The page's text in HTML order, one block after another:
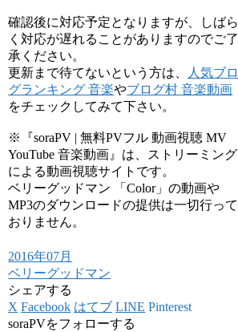
確認後に対応予定となりますが、しばら
く対応が遅れることがありますのでご了
承ください。
更新まで待てないという方は、
人気ブロ
グランキング 音楽やブログ村 音楽動画
をチェックしてみて下さい。
※『soraPV | 無料PVフル 動画視聴 MV
YouTube 音楽動画』は、ストリーミング
による動画視聴サイトです。
ベリーグッドマン 「Color」の動画や
MP3のダウンロードの提供は一切行って
おりません。
2016年07月
ベリーグッドマン
シェアする
X Facebook はてブ LINE Pinterest
soraPVをフォローする